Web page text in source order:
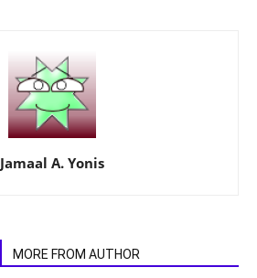
Jamaal A. Yonis
MORE FROM AUTHOR